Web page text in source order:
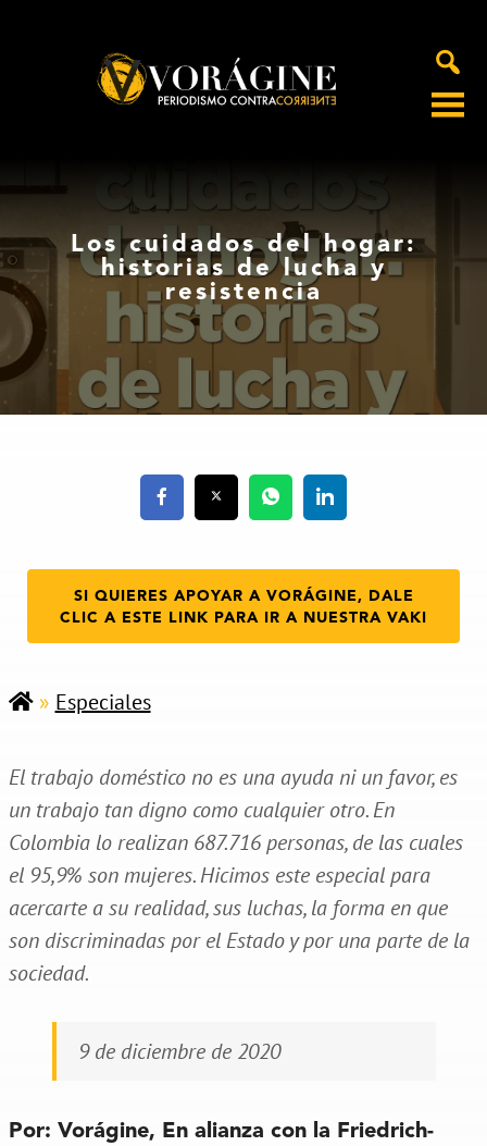
Los cuidados del hogar:
historias de lucha y
resistencia
SI QUIERES APOYAR A VORÁGINE, DALE
CLIC A ESTE LINK PARA IR A NUESTRA VAKI
» Especiales
El trabajo doméstico no es una ayuda ni un favor, es
un trabajo tan digno como cualquier otro. En
Colombia lo realizan 687.716 personas, de las cuales
el 95,9% son mujeres. Hicimos este especial para
acercarte a su realidad, sus luchas, la forma en que
son discriminadas por el Estado y por una parte de la
sociedad.
9 de diciembre de 2020
Por: Vorágine, En alianza con la Friedrich-